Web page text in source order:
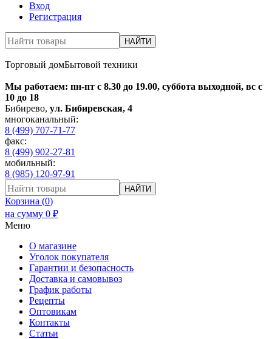
Вход
Регистрация
НАЙТИ
Торговый домБытовой техники
Мы работаем: пн-пт с 8.30 до 19.00, суббота выходной, вс с
10 до 18
Бибирево, ул. Бибиревская, 4
многоканальный:
8 (499) 707-71-77
факс:
8 (499) 902-27-81
мобильный:
8 (985) 120-97-91
НАЙТИ
Корзина (0)
на сумму 0 ₽
Меню
О магазине
Уголок покупателя
Гарантии и безопасность
Доставка и самовывоз
График работы
Рецепты
Оптовикам
Контакты
Статьи